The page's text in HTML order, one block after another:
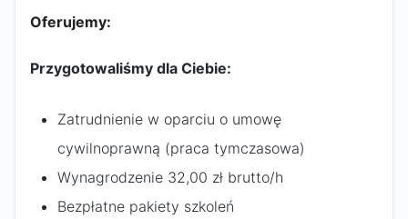
Oferujemy:
Przygotowaliśmy dla Ciebie:
Zatrudnienie w oparciu o umowę
cywilnoprawną (praca tymczasowa)
Wynagrodzenie 32,00 zł brutto/h
Bezpłatne pakiety szkoleń